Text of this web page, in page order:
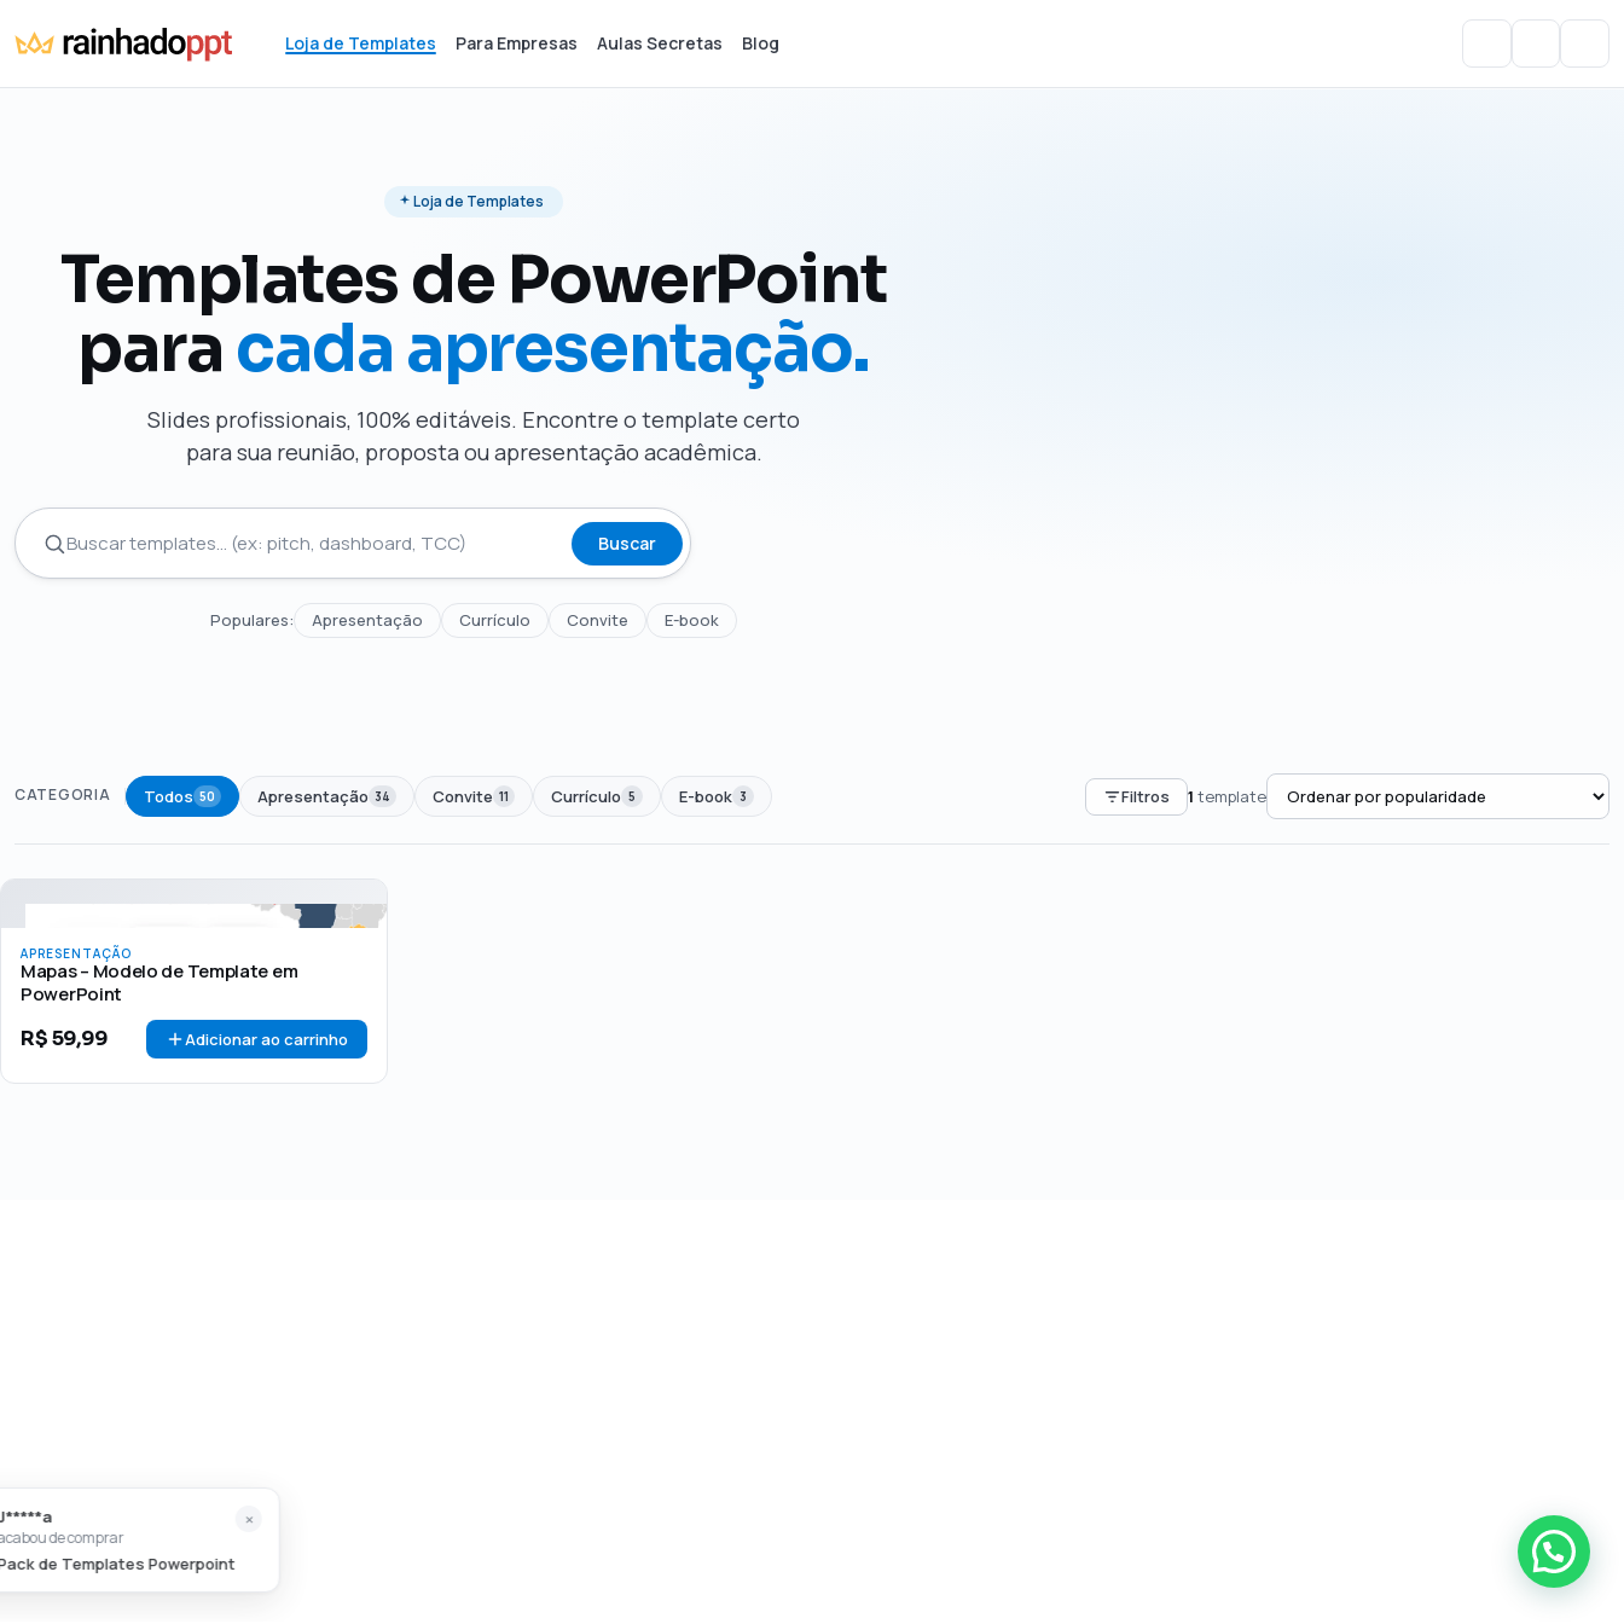
Loja de Templates Para Empresas Aulas Secretas Blog
Loja de Templates
Templates de PowerPoint
para cada apresentação.
Slides profissionais, 100% editáveis. Encontre o template certo
para sua reunião, proposta ou apresentação acadêmica.
Buscar
Populares: Apresentação Currículo Convite E-book
CATEGORIA Todos 50 Apresentação 34 Convite 11 Currículo 5 E-book 3 Filtros 1 template
R$50 – R$100
APRESENTAÇÃO
Mapas – Modelo de Template em
PowerPoint
R$59,99 Adicionar ao carrinho
acabou de comprar
Pack de Templates Powerpoint